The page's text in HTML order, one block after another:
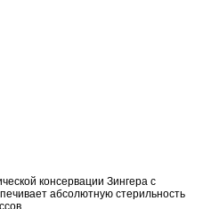
консервации Зингера с
абсолютную стерильность